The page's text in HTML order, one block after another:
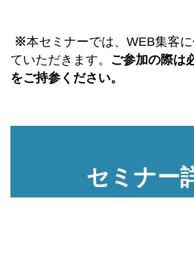
※本セミナーでは、WEB集客
ていただきます。 ご参加の際は
をご持参ください。
セミナー